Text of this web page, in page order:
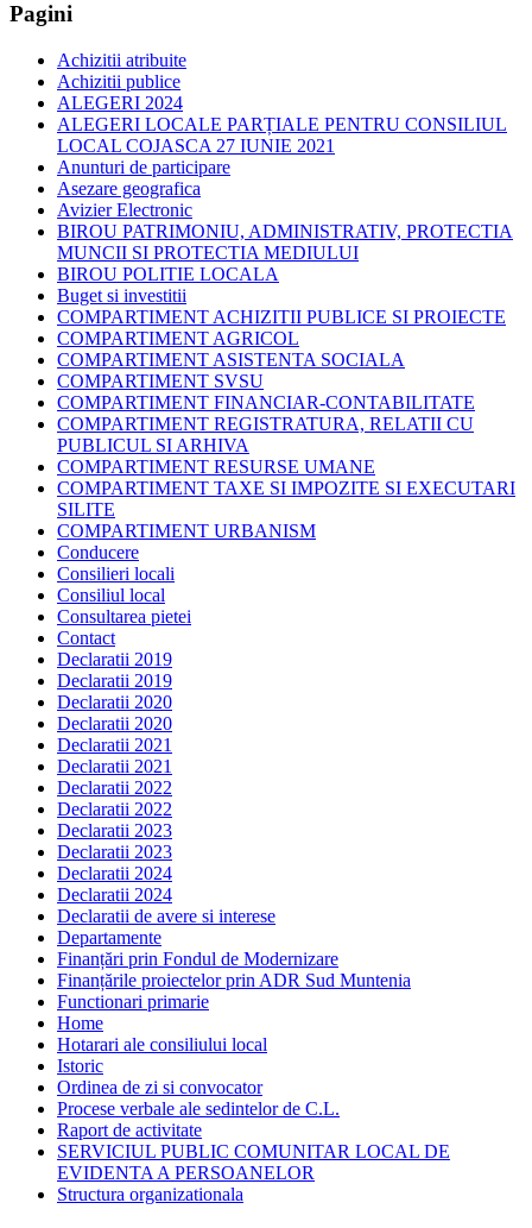
Pagini
Achizitii atribuite
Achizitii publice
ALEGERI 2024
ALEGERI LOCALE PARȚIALE PENTRU CONSILIUL
LOCAL COJASCA 27 IUNIE 2021
Anunturi de participare
Asezare geografica
Avizier Electronic
BIROU PATRIMONIU, ADMINISTRATIV, PROTECTIA
MUNCII SI PROTECTIA MEDIULUI
BIROU POLITIE LOCALA
Buget si investitii
COMPARTIMENT ACHIZITII PUBLICE SI PROIECTE
COMPARTIMENT AGRICOL
COMPARTIMENT ASISTENTA SOCIALA
COMPARTIMENT SVSU
COMPARTIMENT FINANCIAR-CONTABILITATE
COMPARTIMENT REGISTRATURA, RELATII CU
PUBLICUL SI ARHIVA
COMPARTIMENT RESURSE UMANE
COMPARTIMENT TAXE SI IMPOZITE SI EXECUTARI
SILITE
COMPARTIMENT URBANISM
Conducere
Consilieri locali
Consiliul local
Consultarea pietei
Contact
Declaratii 2019
Declaratii 2019
Declaratii 2020
Declaratii 2020
Declaratii 2021
Declaratii 2021
Declaratii 2022
Declaratii 2022
Declaratii 2023
Declaratii 2023
Declaratii 2024
Declaratii 2024
Declaratii de avere si interese
Departamente
Finanțări prin Fondul de Modernizare
Finanțările proiectelor prin ADR Sud Muntenia
Functionari primarie
Home
Hotarari ale consiliului local
Istoric
Ordinea de zi si convocator
Procese verbale ale sedintelor de C.L.
Raport de activitate
SERVICIUL PUBLIC COMUNITAR LOCAL DE
EVIDENTA A PERSOANELOR
Structura organizationala